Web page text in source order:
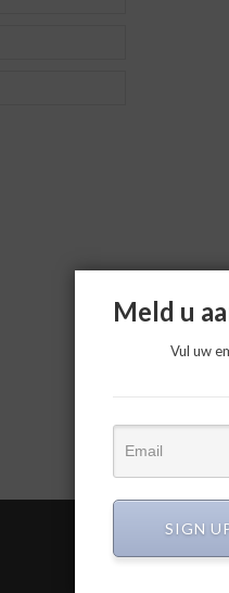
Meld u
Vul uw
SIGN